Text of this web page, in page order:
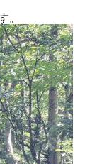
。